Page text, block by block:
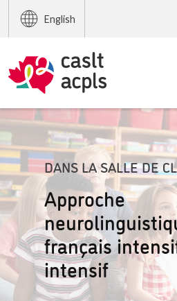
English
DANS LA SALLE DE
Approche
français
intensif